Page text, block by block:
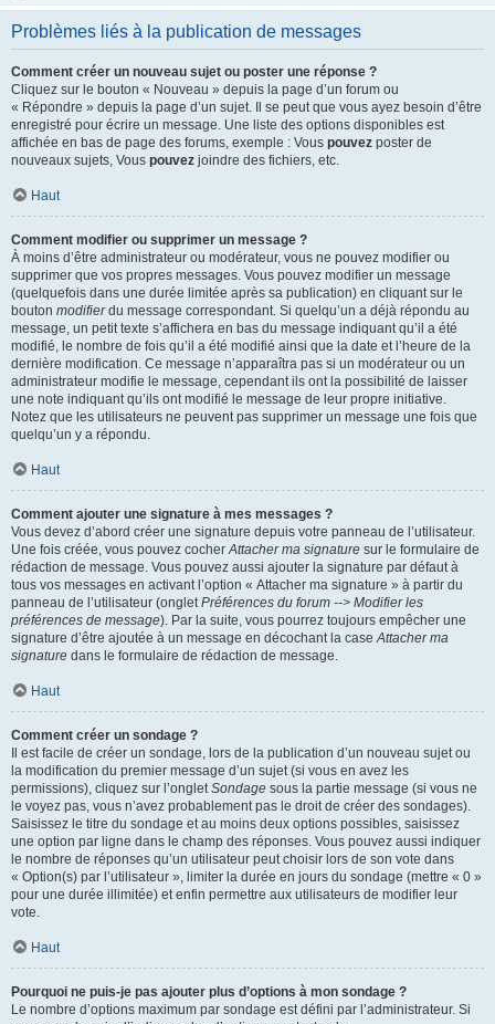
Problèmes liés à la publication de messages
Comment créer un nouveau sujet ou poster une réponse ?
Cliquez sur le bouton « Nouveau » depuis la page d’un forum ou
« Répondre » depuis la page d’un sujet. Il se peut que vous ayez besoin d’être
enregistré pour écrire un message. Une liste des options disponibles est
affichée en bas de page des forums, exemple : Vous pouvez poster de
nouveaux sujets, Vous pouvez joindre des fichiers, etc.
Haut
Comment modifier ou supprimer un message ?
À moins d’être administrateur ou modérateur, vous ne pouvez modifier ou
supprimer que vos propres messages. Vous pouvez modifier un message
(quelquefois dans une durée limitée après sa publication) en cliquant sur le
bouton modifierdu message correspondant. Si quelqu’un a déjà répondu au
message, un petit texte s’affichera en bas du message indiquant qu’il a été
modifié, le nombre de fois qu’il a été modifié ainsi que la date et l’heure de la
dernière modification. Ce message n’apparaîtra pas si un modérateur ou un
administrateur modifie le message, cependant ils ont la possibilité de laisser
une note indiquant qu’ils ont modifié le message de leur propre initiative.
Notez que les utilisateurs ne peuvent pas supprimer un message une fois que
quelqu’un y a répondu.
Haut
Comment ajouter une signature à mes messages ?
Vous devez d’abord créer une signature depuis votre panneau de l’utilisateur.
Une fois créée, vous pouvez cocherAttacher ma signature sur le formulaire de
rédaction de message. Vous pouvez aussi ajouter la signature par défaut à
tous vos messages en activant l’option « Attacher ma signature » à partir du
panneau de l’utilisateur (ongletPréférences du forum --> Modifier les
préférences de message). Par la suite, vous pourrez toujours empêcher une
signature d’être ajoutée à un message en décochant la caseAttacher ma
signature dans le formulaire de rédaction de message.
Haut
Comment créer un sondage ?
Il est facile de créer un sondage, lors de la publication d’un nouveau sujet ou
la modification du premier message d’un sujet (si vous en avez les
permissions), cliquez sur l’ongletSondage sous la partie message (si vous ne
le voyez pas, vous n’avez probablement pas le droit de créer des sondages).
Saisissez le titre du sondage et au moins deux options possibles, saisissez
une option par ligne dans le champ des réponses. Vous pouvez aussi indiquer
le nombre de réponses qu’un utilisateur peut choisir lors de son vote dans
« Option(s) par l’utilisateur », limiter la durée en jours du sondage (mettre « 0 »
pour une durée illimitée) et enfin permettre aux utilisateurs de modifier leur
vote.
Haut
Pourquoi ne puis-je pas ajouter plus d’options à mon sondage ?
Le nombre d’options maximum par sondage est défini par l’administrateur. Si